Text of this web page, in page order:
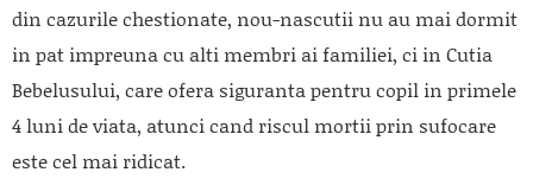
din cazurile chestionate, nou-nascutii nu au mai dormit
in pat impreuna cu alti membri ai familiei, ci in Cutia
Bebelusului, care ofera siguranta pentru copil in primele
4 luni de viata, atunci cand riscul mortii prin sufocare
este cel mai ridicat.